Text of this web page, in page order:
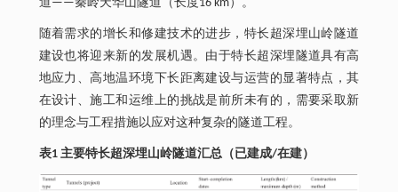
道——秦岭天华山隧道（长度16 km）。
随着需求的增长和修建技术的进步，特长超深埋山岭隧道
建设也将迎来新的发展机遇。由于特长超深埋隧道具有高
地应力、高地温环境下长距离建设与运营的显著特点，其
在设计、施工和运维上的挑战是前所未有的，需要采取新
的理念与工程措施以应对这种复杂的隧道工程。
表1 主要特长超深埋山岭隧道汇总（已建成/在建）